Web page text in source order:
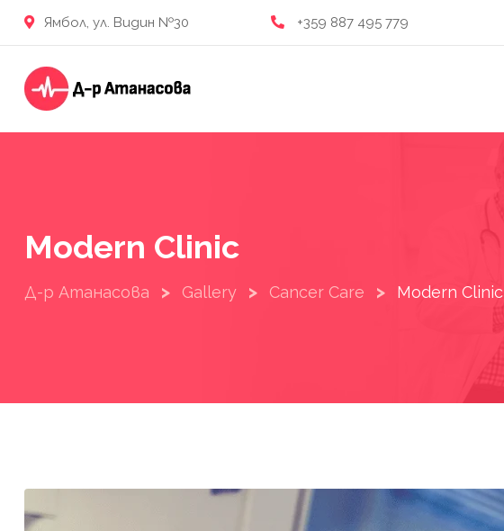
Ямбол, ул. Видин №30 +359 887 495 779
Modern Clinic
Д-р Атанасова > Gallery > Cancer Care > Modern Clinic